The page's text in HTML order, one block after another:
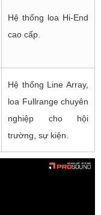
Hệ thống loa Hi-End
cao cấp.
Hệ thống Line Array,
loa Fullrange chuyên
nghiệp cho hội
trường, sự kiện.